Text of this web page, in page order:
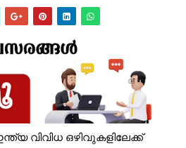
വിവിധ ഒഴിവുകളിലേക്ക്